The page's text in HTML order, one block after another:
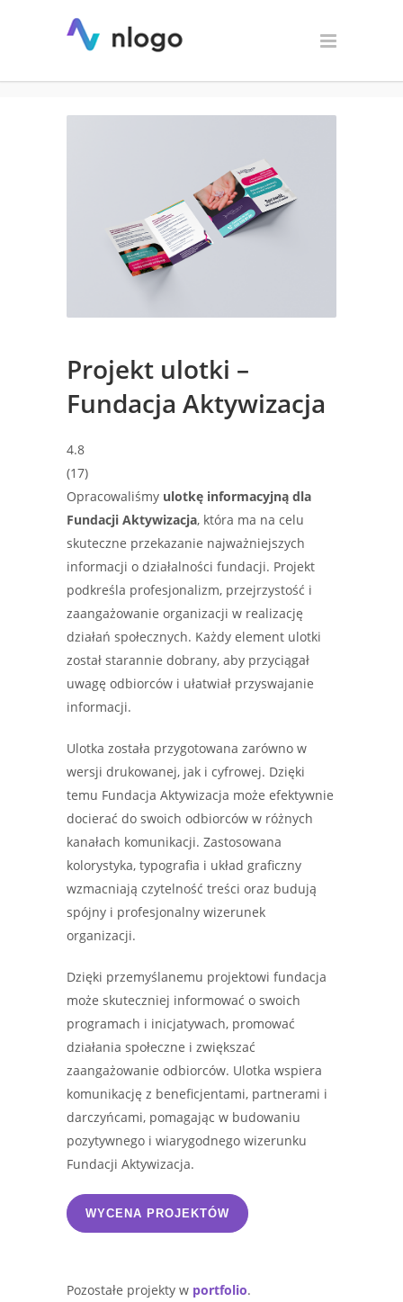
Projekt ulotki – Fundacja
Projekt ulotki –
Fundacja Aktywizacja
4.8
(17)
Opracowaliśmy ulotkę informacyjną dla
Fundacji Aktywizacja, która ma na celu
skuteczne przekazanie najważniejszych
informacji o działalności fundacji. Projekt
podkreśla profesjonalizm, przejrzystość i
zaangażowanie organizacji w realizację
działań społecznych. Każdy element ulotki
został starannie dobrany, aby przyciągał
uwagę odbiorców i ułatwiał przyswajanie
informacji.
Ulotka została przygotowana zarówno w
wersji drukowanej, jak i cyfrowej. Dzięki
temu Fundacja Aktywizacja może efektywnie
docierać do swoich odbiorców w różnych
kanałach komunikacji. Zastosowana
kolorystyka, typografia i układ graficzny
wzmacniają czytelność treści oraz budują
spójny i profesjonalny wizerunek
organizacji.
Dzięki przemyślanemu projektowi fundacja
może skuteczniej informować o swoich
programach i inicjatywach, promować
działania społeczne i zwiększać
zaangażowanie odbiorców. Ulotka wspiera
komunikację z beneficjentami, partnerami i
darczyńcami, pomagając w budowaniu
pozytywnego i wiarygodnego wizerunku
Fundacji Aktywizacja.
WYCENA PROJEKTÓW
Pozostałe projekty w portfolio.